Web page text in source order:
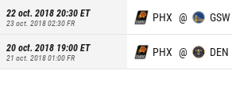
22 oct. 2018 20:30ET
23 oct. 2018 02:30FR PHX @ GSW
20 oct. 2018 19:00ET
21 oct. 2018 01:00FR PHX @ DEN